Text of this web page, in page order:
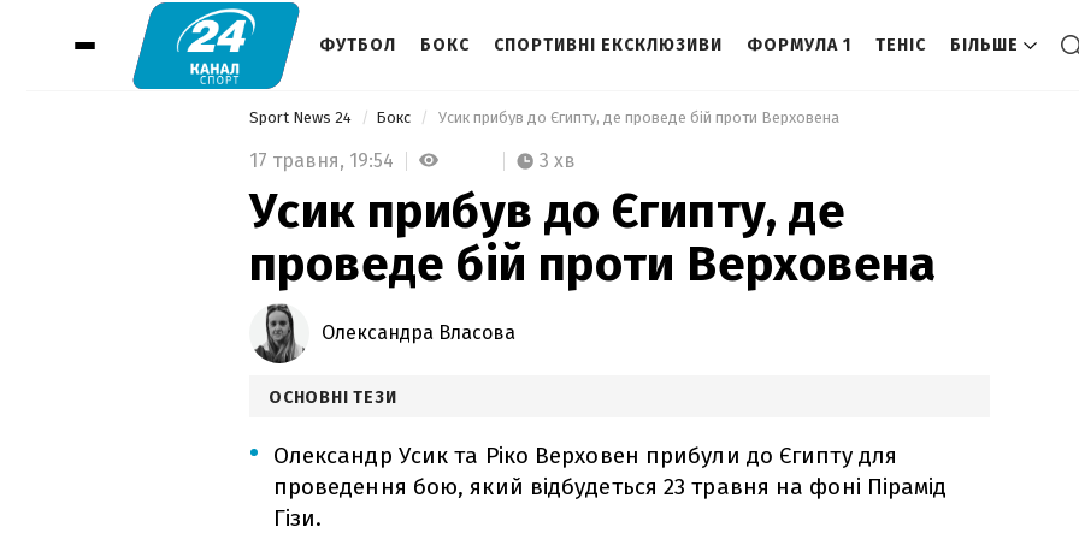
ФУТБОЛ БОКС СПОРТИВНІ ЕКСКЛЮЗИВИ ФОРМУЛА 1 ТЕНІС БІЛЬШЕ
Sport News 24 Бокс Усик прибув до Єгипту, де проведе бій проти Верховена
17 травня, 19:54 3 хв
Усик прибув до Єгипту, де
проведе бій проти Верховена
Олександра Власова
ОСНОВНІ ТЕЗИ
Олександр Усик та Ріко Верховен прибули до Єгипту для
проведення бою, який відбудеться 23 травня на фоні Пірамід
Гізи.